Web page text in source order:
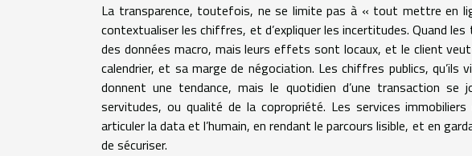
La transparence, toutefois, ne se limite pas à « tout mettre en
contextualiser les chiffres, et d’expliquer les incertitudes. Quand
des données macro, mais leurs effets sont locaux, et le client
calendrier, et sa marge de négociation. Les chiffres publics,
donnent une tendance, mais le quotidien d’une transaction
servitudes, ou qualité de la copropriété. Les services
articuler la data et l’humain, en rendant le parcours lisible, et en
de sécuriser.